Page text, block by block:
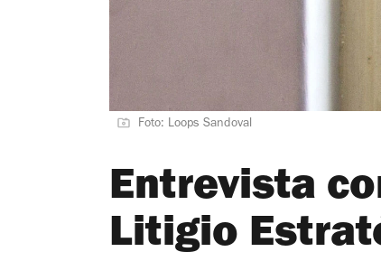
Foto: Loops Sandoval
Entrevista
Litigio